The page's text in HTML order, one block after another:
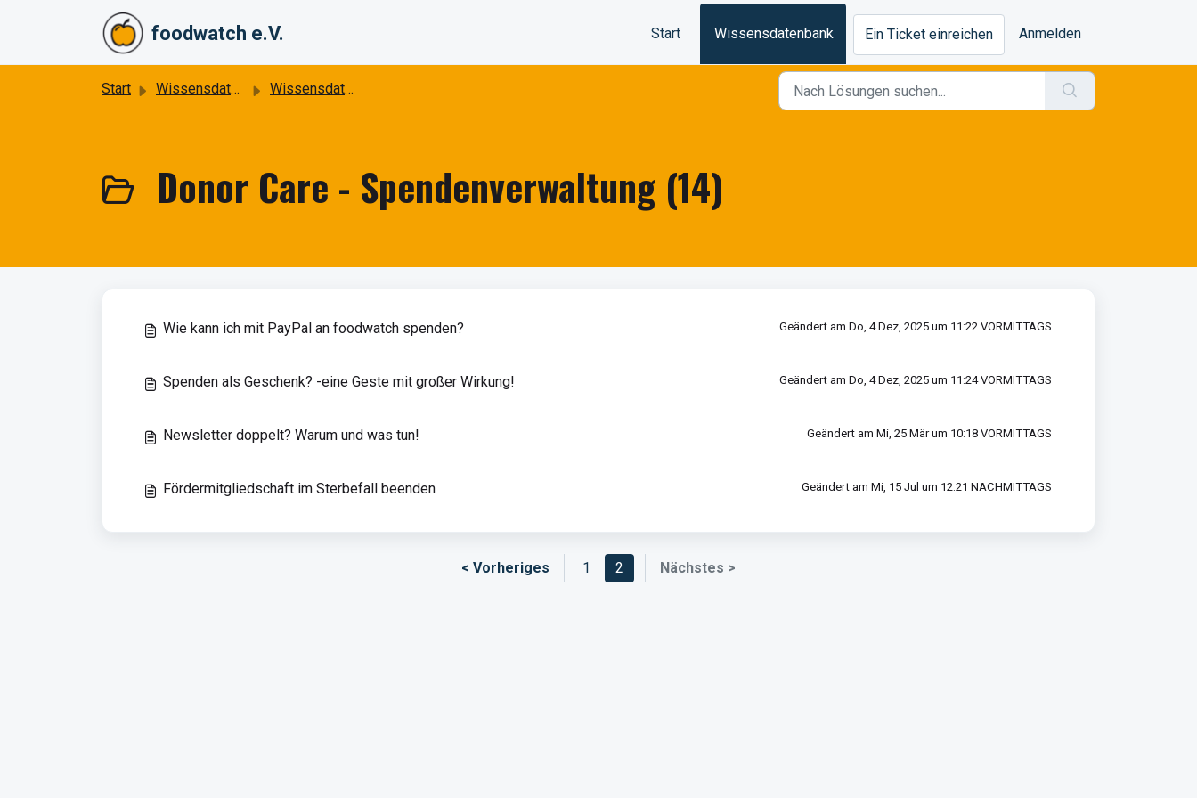
foodwatch e.V. Start Wissensdatenbank Ein Ticket einreichen Anmelden
Start Wissensdatenbank Wissensdatenbank für Fördermitglieder und Unterstützer
Donor Care - Spendenverwaltung (14)
Wie kann ich mit PayPal an foodwatch spenden? Geändert am Do, 4 Dez, 2025 um 11:22 VORMITTAGS
Spenden als Geschenk? -eine Geste mit großer Wirkung! Geändert am Do, 4 Dez, 2025 um 11:24 VORMITTAGS
Newsletter doppelt? Warum und was tun! Geändert am Mi, 25 Mär um 10:18 VORMITTAGS
Fördermitgliedschaft im Sterbefall beenden Geändert am Mi, 15 Jul um 12:21 NACHMITTAGS
< Vorheriges 1 2 Nächstes >